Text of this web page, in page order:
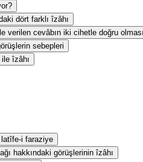
dört farklı îzâhı
verilen cevâbın iki cihetle doğru olması
sebepleri
îzâhı
i faraziye
hakkındaki görüşlerinin îzâhı